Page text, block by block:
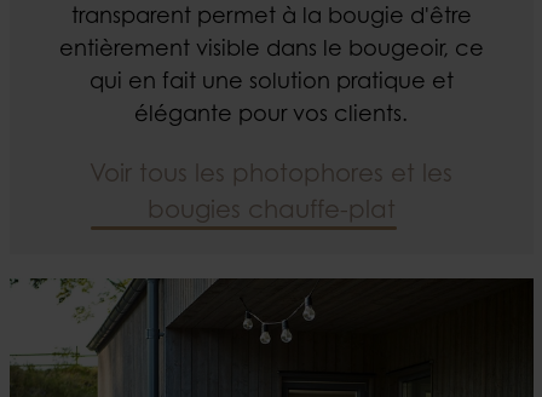
transparent permet à la bougie d'être
entièrement visible dans le bougeoir, ce
qui en fait une solution pratique et
élégante pour vos clients.
Voir tous les photophores et les
bougies chauffe-plat